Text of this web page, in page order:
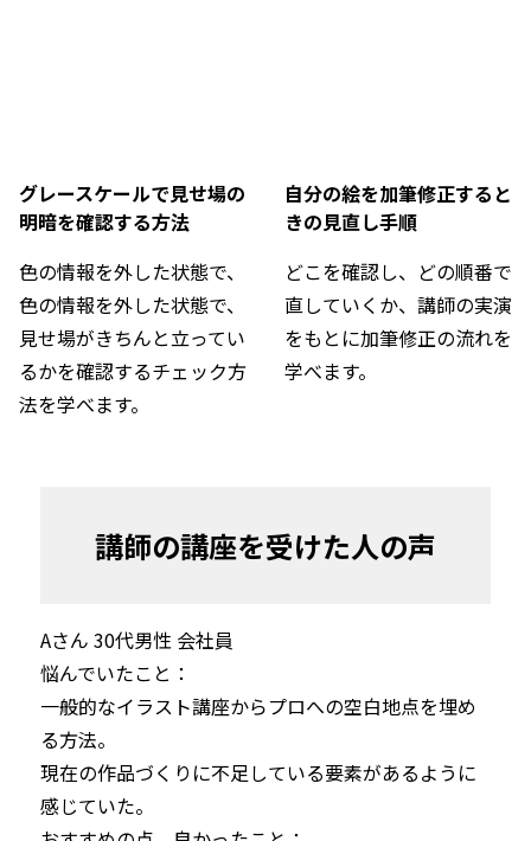
グレースケールで見せ場の
明暗を確認する方法
色の情報を外した状態で、
色の情報を外した状態で、
見せ場がきちんと立ってい
るかを確認するチェック方
法を学べます。
自分の絵を加筆修正すると
きの見直し手順
どこを確認し、どの順番で
直していくか、講師の実演
をもとに加筆修正の流れを
学べます。
講師の講座を受けた人の声
Aさん 30代男性 会社員
悩んでいたこと：
一般的なイラスト講座からプロへの空白地点を埋め
る方法。
現在の作品づくりに不足している要素があるように
感じていた。